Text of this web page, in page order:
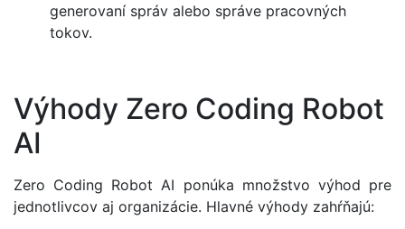
generovaní správ alebo správe pracovných
tokov.
Výhody Zero Coding Robot
AI
Zero Coding Robot AI ponúka množstvo výhod pre
jednotlivcov aj organizácie. Hlavné výhody zahŕňajú: